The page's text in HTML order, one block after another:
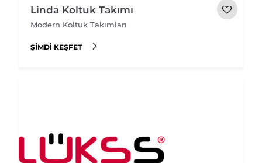
Linda Koltuk Takımı
Modern Koltuk Takımları
ŞIMDI KEŞFET